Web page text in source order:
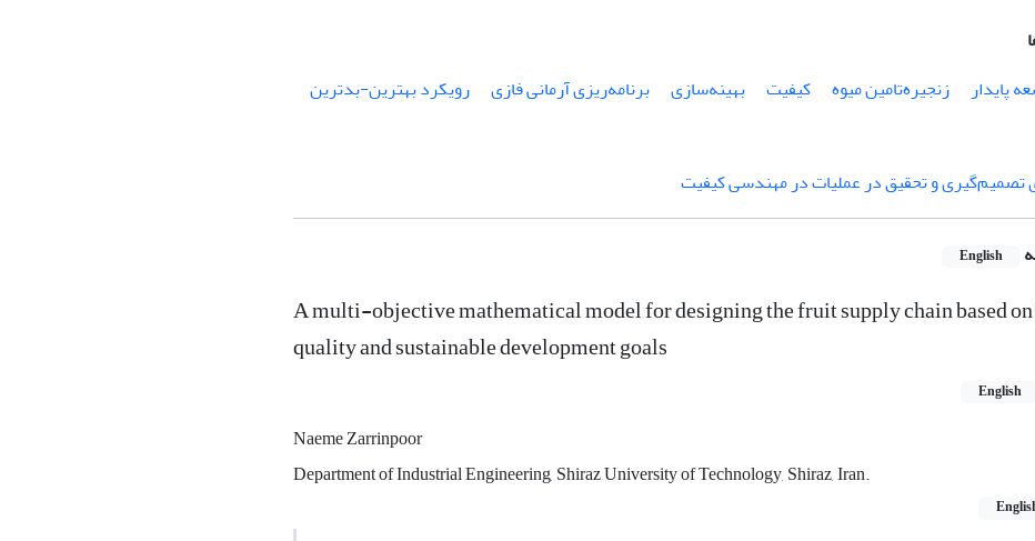
پایدار
زنجیره‌تامین میوه کیفیت بهینه‌سازی برنامه‌ریزی آرمانی فازی
رویکرد بهترین-بدترین
و تحقیق در عملیات در مهندسی کیفیت
English
A multi-objective mathematical model for designing the fruit supply chain based
quality and sustainable development goals
English
Naeme Zarrinpoor
Department of Industrial Engineering, Shiraz University of Technology, Shiraz, Iran.